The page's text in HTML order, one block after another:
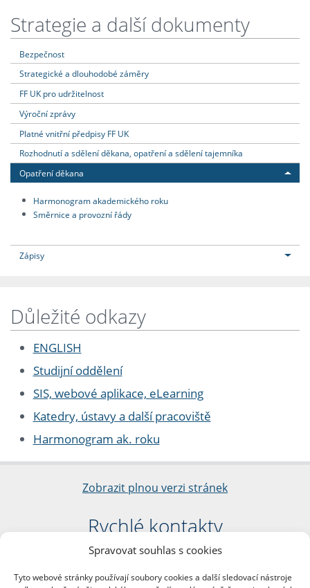
Spravovat souhlas s cookies
Tyto webové stránky používají soubory cookies a další sledovací nástroje
Strategie a další dokumenty
Bezpečnost
Strategické a dlouhodobé záměry
FF UK pro udržitelnost
Výroční zprávy
Platné vnitřní předpisy FF UK
Rozhodnutí a sdělení děkana, opatření a sdělení tajemníka
Opatření děkana
Harmonogram akademického roku
Směrnice a provozní řády
Zápisy
Důležité odkazy
ENGLISH
Studijní oddělení
SIS, webové aplikace, eLearning
Katedry, ústavy a další pracoviště
Harmonogram ak. roku
Zobrazit plnou verzi stránek
Rychlé kontakty
Filozofická fakulta
nám. Jana Palacha 1/2